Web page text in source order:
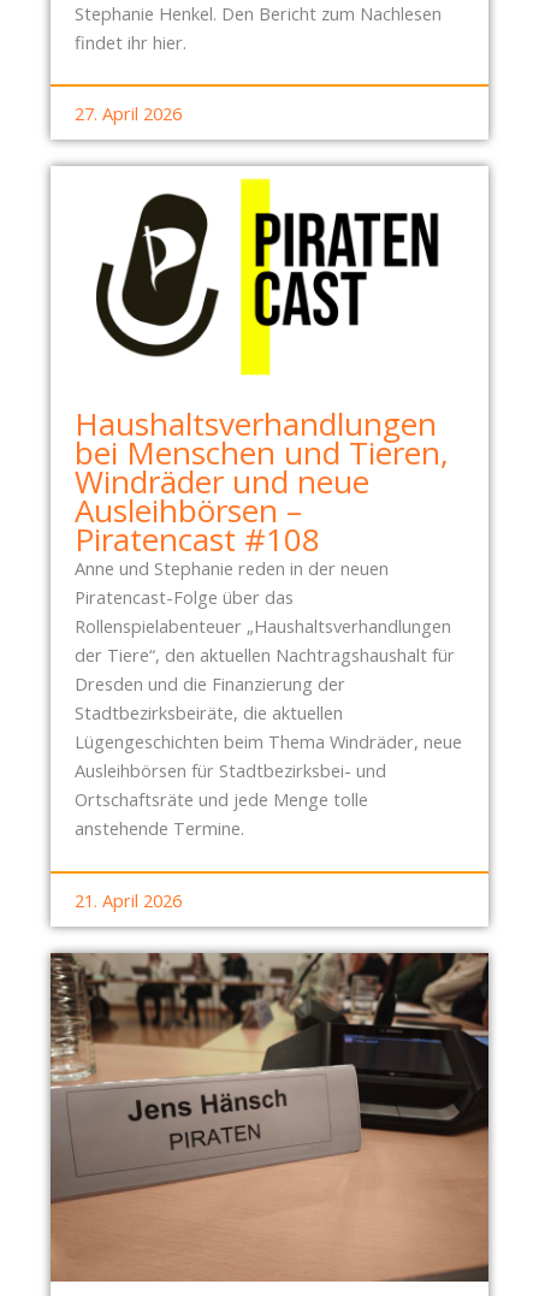
I
R
A
N
H
F
S
Stephanie Henkel. Den Bericht zum Nachlesen
findet ihr hier.
27. April 2026
Haushaltsverhandlungen
bei Menschen und Tieren,
Windräder und neue
Ausleihbörsen –
Piratencast #108
Anne und Stephanie reden in der neuen
Piratencast-Folge über das
Rollenspielabenteuer „Haushaltsverhandlungen
der Tiere“, den aktuellen Nachtragshaushalt für
Dresden und die Finanzierung der
Stadtbezirksbeiräte, die aktuellen
Lügengeschichten beim Thema Windräder, neue
Ausleihbörsen für Stadtbezirksbei- und
Ortschaftsräte und jede Menge tolle
anstehende Termine.
21. April 2026